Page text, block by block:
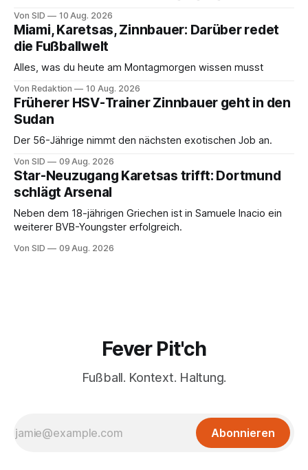
Von SID 10 Aug. 2026
Miami, Karetsas, Zinnbauer: Darüber redet
die Fußballwelt
Alles, was du heute am Montagmorgen wissen musst
Von Redaktion 10 Aug. 2026
Früherer HSV-Trainer Zinnbauer geht in den
Sudan
Der 56-Jährige nimmt den nächsten exotischen Job an.
Von SID 09 Aug. 2026
Star-Neuzugang Karetsas trifft: Dortmund
schlägt Arsenal
Neben dem 18-jährigen Griechen ist in Samuele Inacio ein
weiterer BVB-Youngster erfolgreich.
Von SID 09 Aug. 2026
Fever Pit'ch
Fußball. Kontext. Haltung.
Abonnieren